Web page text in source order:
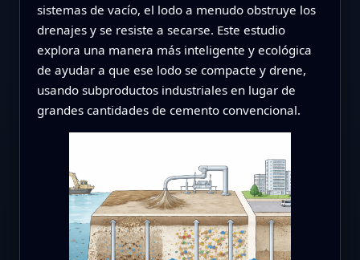
sistemas de vacío, el lodo a menudo obstruye los
drenajes y se resiste a secarse. Este estudio
explora una manera más inteligente y ecológica
de ayudar a que ese lodo se compacte y drene,
usando subproductos industriales en lugar de
grandes cantidades de cemento convencional.